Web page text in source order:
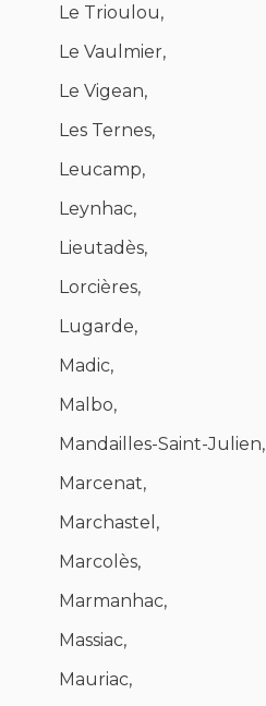
Le Trioulou,
Le Vaulmier,
Le Vigean,
Les Ternes,
Leucamp,
Leynhac,
Lieutadès,
Lorcières,
Lugarde,
Madic,
Malbo,
Mandailles-Saint-Julien,
Marcenat,
Marchastel,
Marcolès,
Marmanhac,
Massiac,
Mauriac,